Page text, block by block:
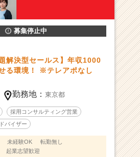
募集停止中
解決型セールス】年収1000
る環境！ ※テレアポなし
勤務地：東京都
採用コンサルティング営業
バイザー
未経験OK
転勤無し
起業志望歓迎